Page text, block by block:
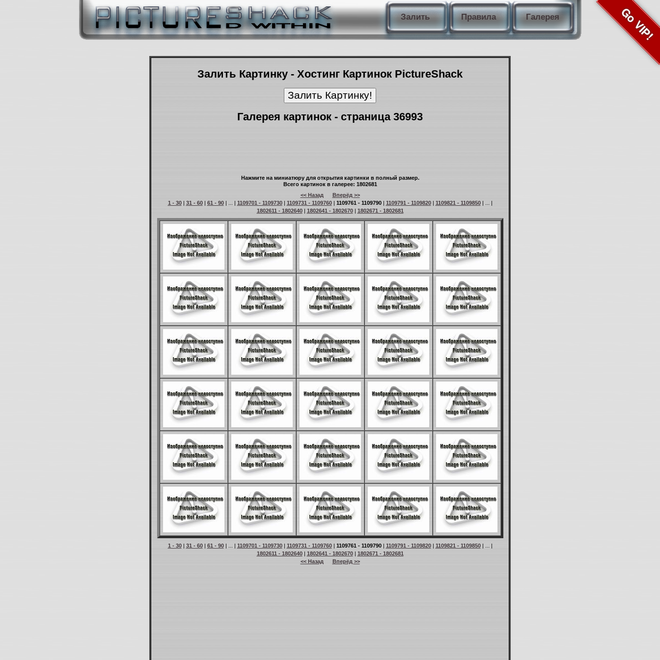
Залить Правила Галерея Go VIP!
Залить Картинку - Хостинг Картинок PictureShack
Галерея картинок - страница 36993
Нажмите на миниатюру для открытия картинки в полный размер.
Всего картинок в галерее: 1802681
<< Назад
Вперёд >>
1 - 30| 31 - 60| 61 - 90| ... | 1109701 - 1109730| 1109731 - 1109760| 1109761 - 1109790| 1109791 - 1109820| 1109821 - 1109850| ... |
1802611 - 1802640| 1802641 - 1802670| 1802671 - 1802681
1 - 30| 31 - 60| 61 - 90| ... | 1109701 - 1109730| 1109731 - 1109760| 1109761 - 1109790| 1109791 - 1109820| 1109821 - 1109850| ... |
1802611 - 1802640| 1802641 - 1802670| 1802671 - 1802681
<< Назад
Вперёд >>